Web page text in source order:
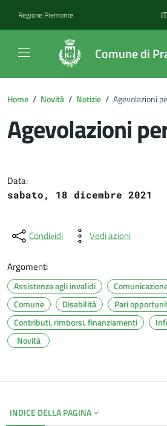
Regione Piemonte
Comune di
Home / Novità / Notizie / Agevolazioni
Agevolazioni
Data:
sabato, 18 dicembre 2021
Condividi Vedi azioni
Argomenti
Assistenza agli invalidi
Comune
Disabilità
Pari
Contributi, rimborsi, finanziamenti
Novità
INDICE DELLA PAGINA